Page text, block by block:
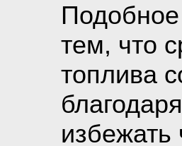
Подобное
тем, что
топлива
избежать